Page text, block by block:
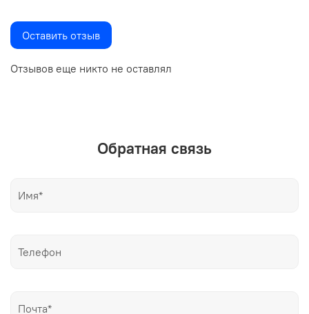
Отзывов еще никто не оставлял
Оставить отзыв
Обратная связь